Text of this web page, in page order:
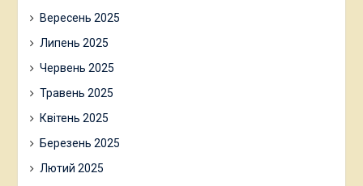
Вересень 2025
Липень 2025
Червень 2025
Травень 2025
Квітень 2025
Березень 2025
Лютий 2025